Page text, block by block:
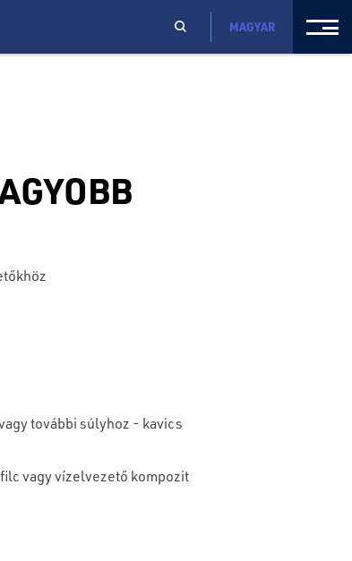
MAGYAR
további súlyhoz - kavics
vagy vízelvezető kompozit